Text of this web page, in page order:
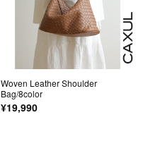
Woven Leather Shoulder
Bag/8color
¥19,990